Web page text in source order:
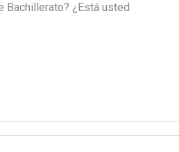
Bachillerato? ¿Está usted